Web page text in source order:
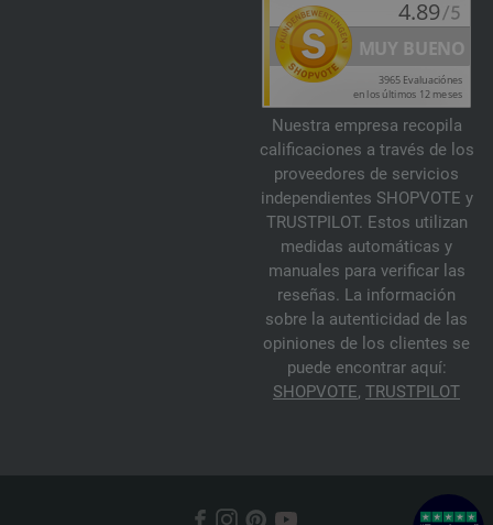
Nuestra empresa recopila
calificaciones a través de los
proveedores de servicios
independientes SHOPVOTE y
TRUSTPILOT. Estos utilizan
medidas automáticas y
manuales para verificar las
reseñas. La información
sobre la autenticidad de las
opiniones de los clientes se
puede encontrar aquí:
SHOPVOTE, TRUSTPILOT